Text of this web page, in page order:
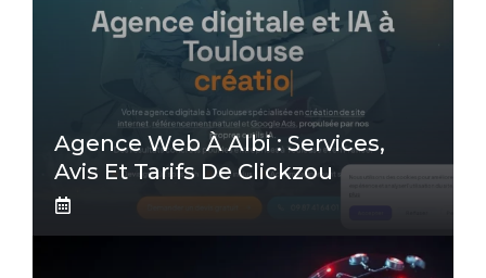
Agence Web À Albi : Services,
Avis Et Tarifs De Clickzou